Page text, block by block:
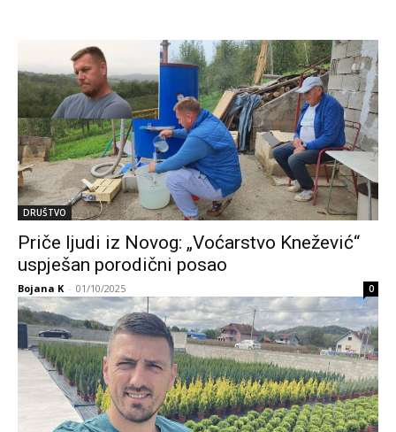
DRUŠTVO
Priče ljudi iz Novog: „Voćarstvo Knežević“
uspješan porodični posao
Bojana K - 01/10/2025 0